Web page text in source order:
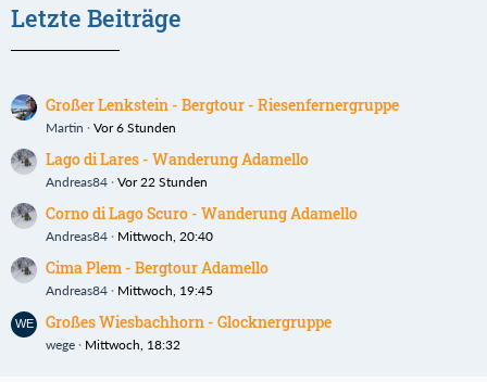
Letzte Beiträge
Großer Lenkstein - Bergtour - Riesenfernergruppe
Martin Vor 6 Stunden
Lago di Lares - Wanderung Adamello
Andreas84 Vor 22 Stunden
Corno di Lago Scuro - Wanderung Adamello
Andreas84 Mittwoch, 20:40
Cima Plem - Bergtour Adamello
Andreas84 Mittwoch, 19:45
Großes Wiesbachhorn - Glocknergruppe
wege Mittwoch, 18:32